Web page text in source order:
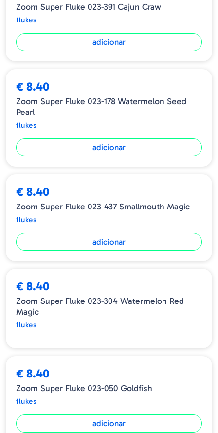
Zoom Super Fluke 023-391 Cajun Craw
flukes
adicionar
€ 8.40
Zoom Super Fluke 023-178 Watermelon Seed
Pearl
flukes
adicionar
€ 8.40
Zoom Super Fluke 023-437 Smallmouth Magic
flukes
adicionar
€ 8.40
Zoom Super Fluke 023-304 Watermelon Red
Magic
flukes
€ 8.40
Zoom Super Fluke 023-050 Goldfish
flukes
adicionar